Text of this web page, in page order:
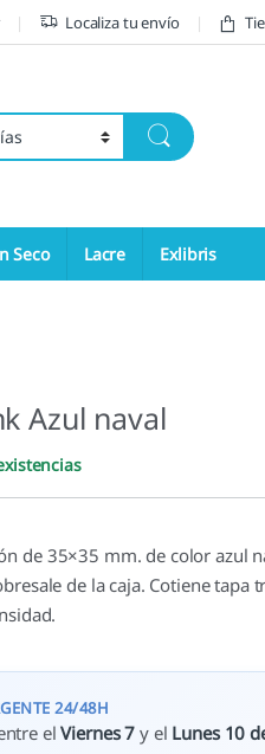
Localiza tu envío
Seco Lacre Exlibris
Azul naval
de 35×35 mm. de color azul
de la caja. Cotiene tapa
24/48H
elViernes 7 y el Lunes 10